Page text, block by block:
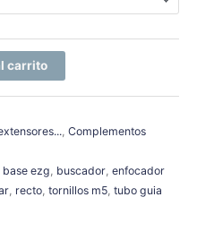
carrito
, Complementos
base ezg, buscador, enfocador
, recto, tornillos m5, tubo guia